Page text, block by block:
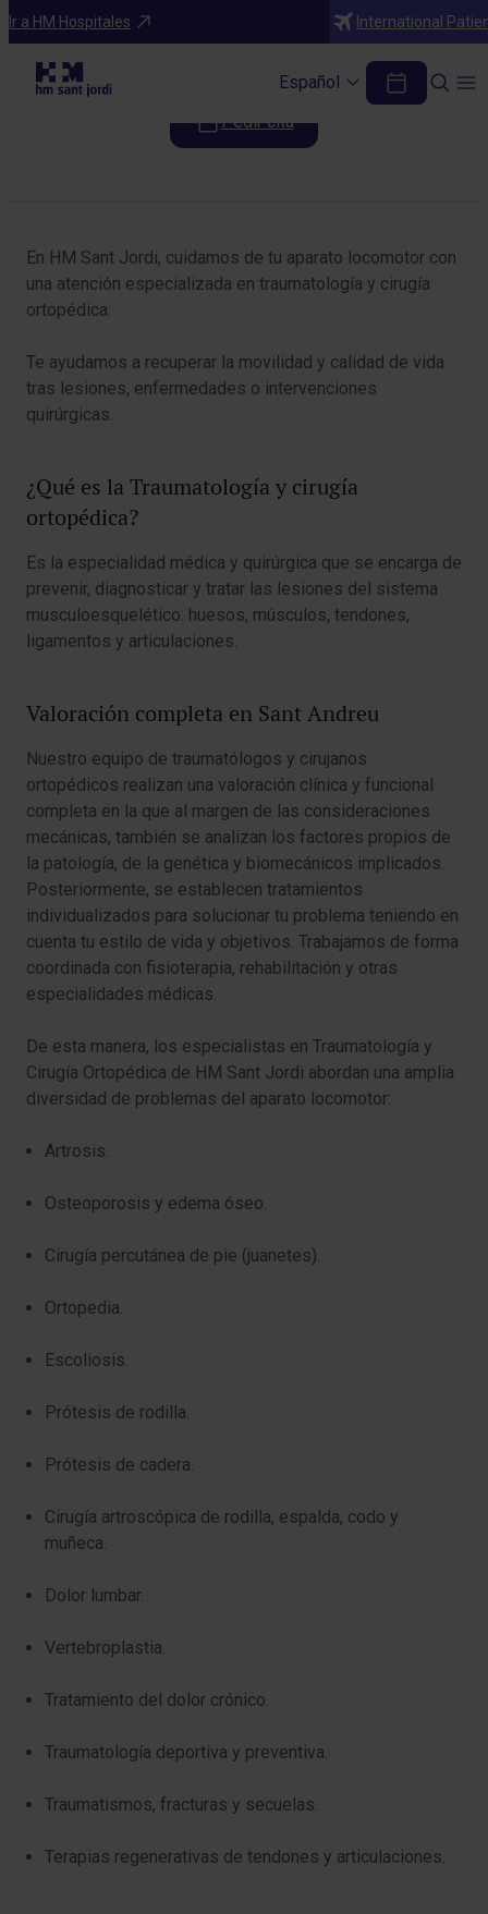
Ir a HM Hospitales International
Español
Especialidades
Traumatología
Pedir cita
En HM Sant Jordi, cuidamos de tu aparato locomotor con
una atención especializada en traumatología y cirugía
ortopédica.
Te ayudamos a recuperar la movilidad y calidad de vida
tras lesiones, enfermedades o intervenciones
quirúrgicas.
¿Qué es la Traumatología y cirugía
ortopédica?
Es la especialidad médica y quirúrgica que se encarga de
prevenir, diagnosticar y tratar las lesiones del sistema
musculoesquelético: huesos, músculos, tendones,
ligamentos y articulaciones.
Valoración completa en Sant Andreu
Nuestro equipo de traumatólogos y cirujanos
ortopédicos realizan una valoración clínica y funcional
completa en la que al margen de las consideraciones
mecánicas, también se analizan los factores propios de
la patología, de la genética y biomecánicos implicados.
Posteriormente, se establecen tratamientos
individualizados para solucionar tu problema teniendo en
cuenta tu estilo de vida y objetivos. Trabajamos de forma
coordinada con fisioterapia, rehabilitación y otras
especialidades médicas.
De esta manera, los especialistas en Traumatología y
Cirugía Ortopédica de HM Sant Jordi abordan una amplia
diversidad de problemas del aparato locomotor:
Artrosis.
Osteoporosis y edema óseo.
Cirugía percutánea de pie (juanetes).
Ortopedia.
Escoliosis.
Prótesis de rodilla.
Prótesis de cadera.
Cirugía artroscópica de rodilla, espalda, codo y
muñeca.
Dolor lumbar.
Vertebroplastia.
Tratamiento del dolor crónico.
Traumatología deportiva y preventiva.
Traumatismos, fracturas y secuelas.
Terapias regenerativas de tendones y articulaciones.